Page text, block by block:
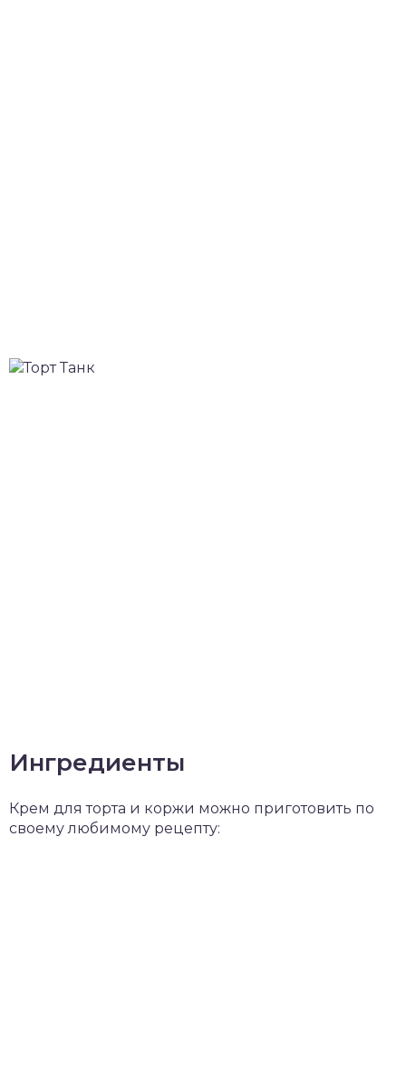
Ингредиенты
Крем для торта и коржи можно приготовить по
своему любимому рецепту: